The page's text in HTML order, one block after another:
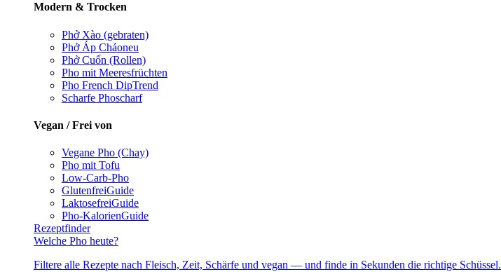
Modern & Trocken
Phở Xào (gebraten)
Phở Áp Chảoneu
Phở Cuốn (Rollen)
Pho mit Meeresfrüchten
Pho French DipTrend
Scharfe Phoscharf
Vegan / Frei von
Vegane Pho (Chay)
Pho mit Tofu
Low-Carb-Pho
GlutenfreiGuide
LaktosefreiGuide
Pho-KalorienGuide
Rezeptfinder
Welche Pho heute?
Filtere alle Rezepte nach Fleisch, Zeit, Schärfe und vegan — und finde in Sekunden die richtige Schüssel.